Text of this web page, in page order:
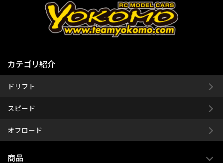
カテゴリ紹介
ドリフト
スピード
オフロード
商品